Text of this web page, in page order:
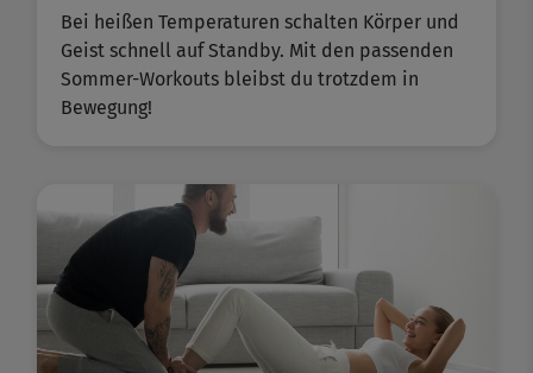
Bei heißen Temperaturen schalten Körper und
Geist schnell auf Standby. Mit den passenden
Sommer-Workouts bleibst du trotzdem in
Bewegung!